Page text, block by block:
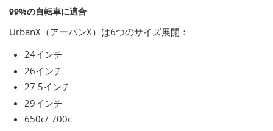
99%の自転車に適合
UrbanX（アーバンX）は6つのサイズ展開：
24インチ
26インチ
27.5インチ
29インチ
650c/ 700c